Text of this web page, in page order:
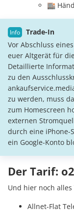
🏬
Trade-In
Vor Abschluss
euer Altgerät für
Detaillierte
zu den
zu werden, muss
zum Homescreen
externen
durch eine iPhone-
ein Google-Konto
Der Tarif:
Und hier noch
Allnet-Flat